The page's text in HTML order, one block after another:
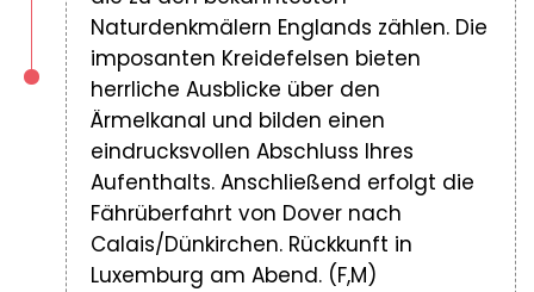
Naturdenkmälern Englands zählen. Die
imposanten Kreidefelsen bieten
herrliche Ausblicke über den
Ärmelkanal und bilden einen
eindrucksvollen Abschluss Ihres
Aufenthalts. Anschließend erfolgt die
Fährüberfahrt von Dover nach
Calais/Dünkirchen. Rückkunft in
Luxemburg am Abend. (F,M)